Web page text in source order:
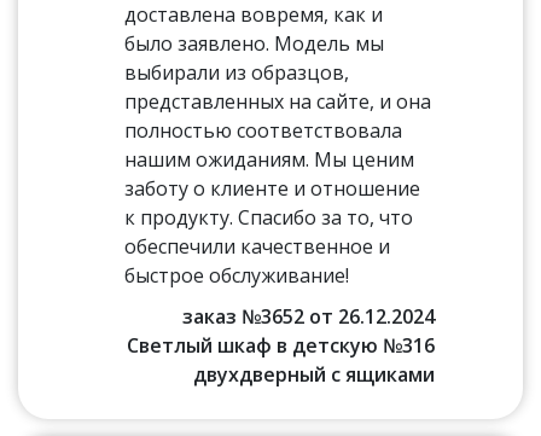
доставлена вовремя, как и
было заявлено. Модель мы
выбирали из образцов,
представленных на сайте, и она
полностью соответствовала
нашим ожиданиям. Мы ценим
заботу о клиенте и отношение
к продукту. Спасибо за то, что
обеспечили качественное и
быстрое обслуживание!
заказ №3652 от 26.12.2024
Светлый шкаф в детскую №316
двухдверный с ящиками